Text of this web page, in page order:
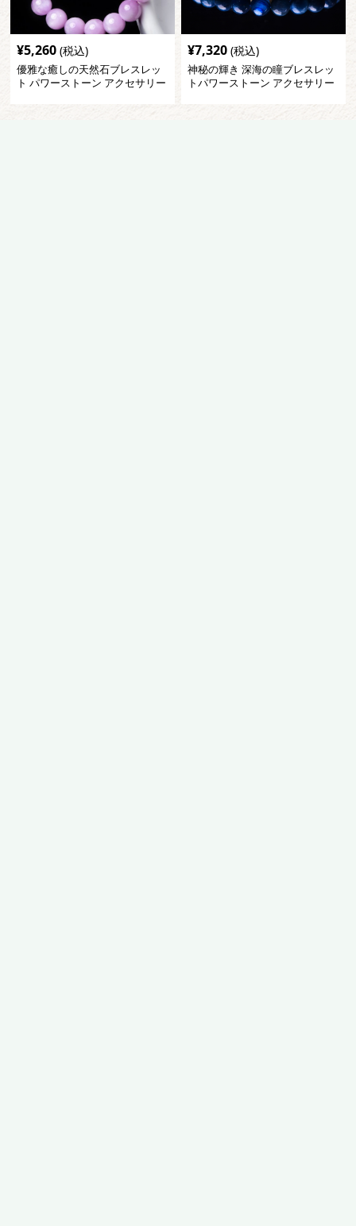
¥5,260 (税込)
優雅な癒しの天然石ブレスレッ
ト パワーストーン アクセサリー
¥7,320 (税込)
神秘の輝き 深海の瞳ブレスレッ
トパワーストーン アクセサリー